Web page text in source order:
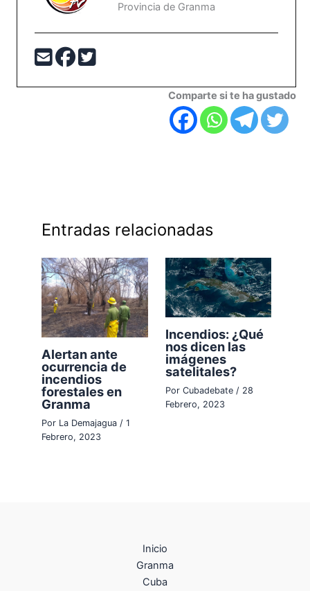
Provincia de Granma
Comparte si te ha gustado
Entradas relacionadas
Alertan ante
ocurrencia de
incendios
forestales en
Granma
Por La Demajagua /1
Febrero, 2023
Incendios: ¿Qué
nos dicen las
imágenes
satelitales?
Por Cubadebate / 28
Febrero, 2023
Inicio
Granma
Cuba